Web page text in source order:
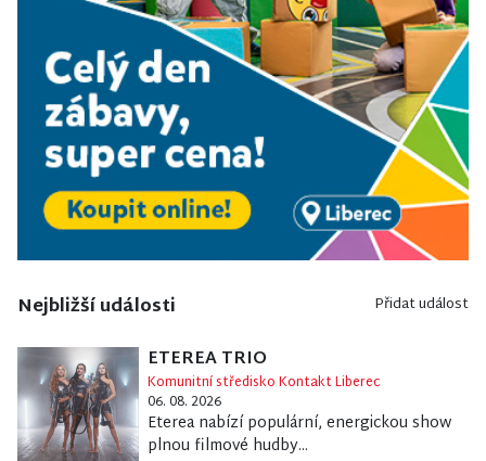
Nejbližší události Přidat událost
ETEREA TRIO
Komunitní středisko Kontakt Liberec
06. 08. 2026
Eterea nabízí populární, energickou show
plnou filmové hudby...